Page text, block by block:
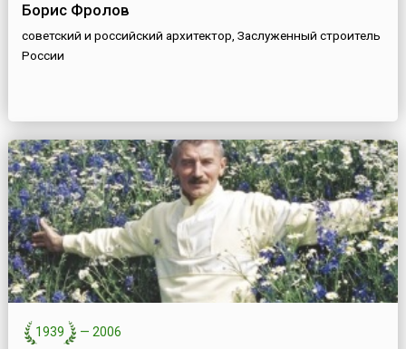
Борис Фролов
советский и российский архитектор, Заслуженный строитель
России
1939 — 2006